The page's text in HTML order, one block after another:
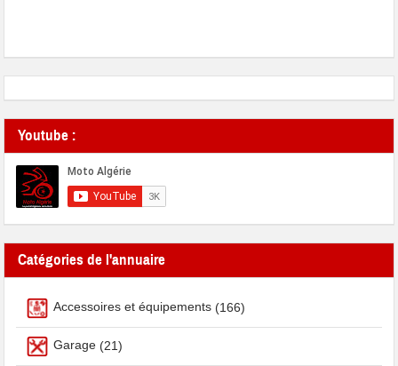
Youtube :
Catégories de l'annuaire
Accessoires et équipements (166)
Garage (21)